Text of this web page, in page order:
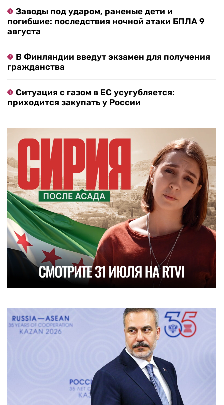
Заводы под ударом, раненые дети и
погибшие: последствия ночной атаки БПЛА 9
августа
В Финляндии введут экзамен для получения
гражданства
Ситуация с газом в ЕС усугубляется:
приходится закупать у России